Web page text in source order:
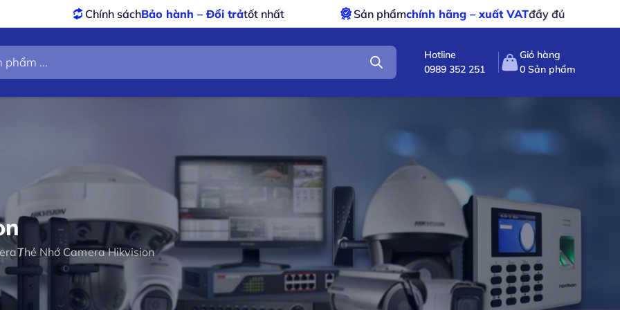
Chính sách Bảo hành – Đổi trảtốt nhất Sản phẩmchính hãng – xuất VATđầy đủ
Hotline
0989 352 251
Giỏ hàng
0 Sản phẩm
Thẻ Nhớ Camera Hikvision